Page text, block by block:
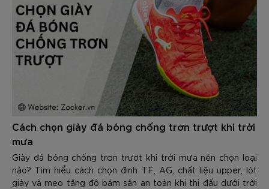
Cách chọn giày đá bóng chống trơn trượt khi trời
mưa
Giày đá bóng chống trơn trượt khi trời mưa nên chọn loại
nào? Tìm hiểu cách chọn đinh TF, AG, chất liệu upper, lót
giày và mẹo tăng độ bám sân an toàn khi thi đấu dưới trời